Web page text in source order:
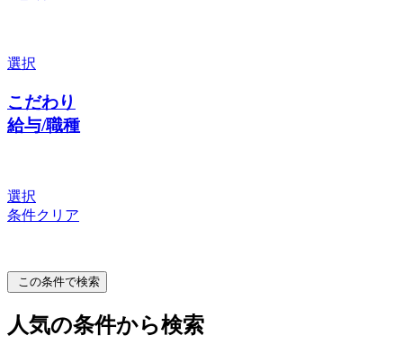
選択
こだわり
給与/職種
選択
条件クリア
この条件で検索
人気の条件から検索